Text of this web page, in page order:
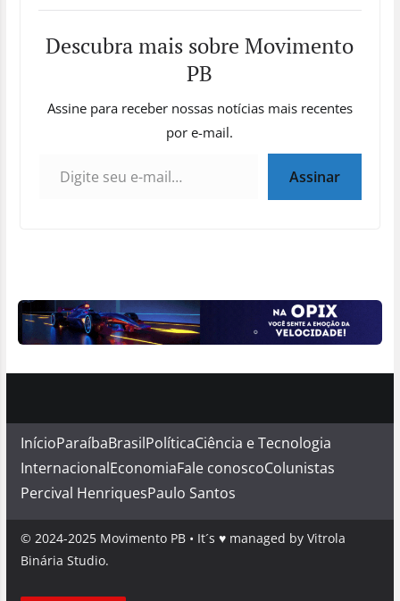
Descubra mais sobre Movimento
PB
Assine para receber nossas notícias mais recentes
por e-mail.
Assinar
InícioParaíbaBrasilPolíticaCiência e Tecnologia
InternacionalEconomiaFale conoscoColunistas
Percival HenriquesPaulo Santos
© 2024-2025 Movimento PB • It´s ♥ managed by Vitrola
Binária Studio.